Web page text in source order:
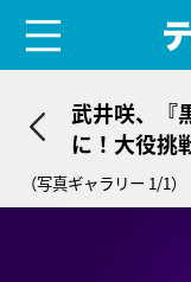
武井咲、『
に！大役挑
（笑）」
（写真ギャラリー 1/1）